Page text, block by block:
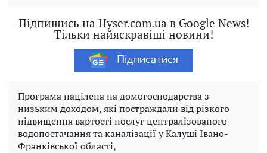
Підпишись на Hyser.com.ua в Google News!
Тільки найяскравіші новини!
Підписатися
Програма націлена на домогосподарства з
низьким доходом, які постраждали від різкого
підвищення вартості послуг централізованого
водопостачання та каналізації у Калуші Івано-
Франківської області,